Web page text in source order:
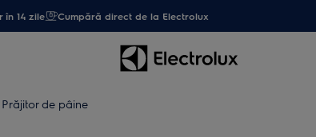
în 14 zile Cumpără direct de la Electrolux
Prăjitor de pâine